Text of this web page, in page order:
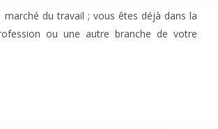
du travail ; vous êtes déjà dans la
ou une autre branche de votre